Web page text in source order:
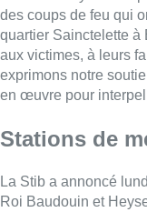
des coups de feu qui
quartier Sainctelette à
aux victimes, à leurs
exprimons notre
en œuvre pour
Stations de
La Stib a annoncé
Roi Baudouin et